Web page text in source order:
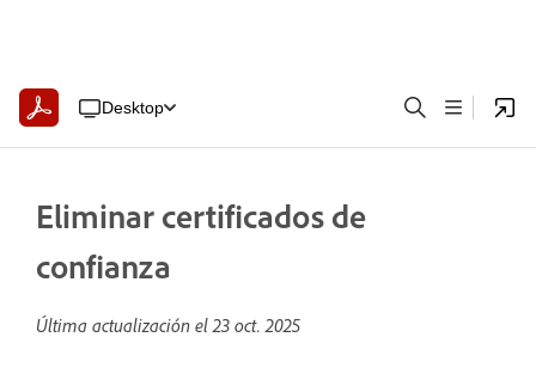
Desktop
Eliminar certificados de
confianza
Última actualización el23 oct. 2025